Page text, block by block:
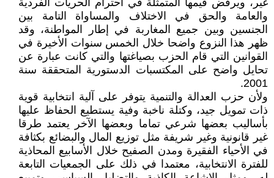
غير، ويرفض قيمها المتمثلة في احترام الحريات الفردية
والعامة والحق في الاختلاف والمساواة التامة بين
الجنسين وبين جميع المغاربة في إطار المواطنة، وقد
ظهر هذا النزوع واضحا خلال الخمس سنوات الأخيرة في
القوانين التي قام الحزب بصياغتها والتي كانت عبارة عن
تحايل واضح على المكتسبات الدستورية المتحققة سنة
2001.
ولأن حزب العدالة والتنمية يتوفر على آلية انتخابية قوية
ذات تمويل جيد، وكتلة ناخبة وفية يستطيع الحفاظ عليها
بأساليب بعضها شرعي تماما وبعضها الآخر يعتمد طرقا
غير قانونية وغير شريفة مثل توزيع المال والبضائع بكثافة
في الأحياء الفقيرة ومدن الصفيح خلال الأسابيع المحاذية
للفترة الانتخابية، معتمدا في ذلك على الجمعيات التابعة